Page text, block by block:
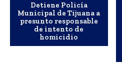
Detiene Policía
Municipal de Tijuana a
presunto responsable
de intento de
homicidio